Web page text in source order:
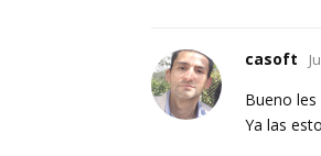
casoft
Bueno
Ya las